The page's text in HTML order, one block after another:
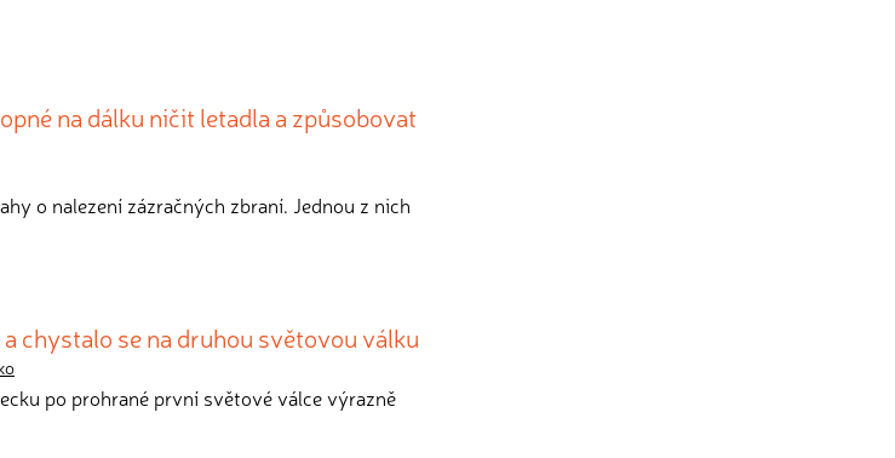
na dálku ničit letadla a způsobovat
o nalezení zázračných zbraní. Jednou z nich
chystalo se na druhou světovou válku
po prohrané první světové válce výrazně